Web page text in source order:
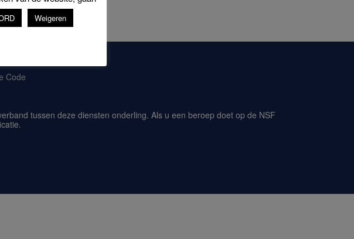
Code
tussen deze diensten onderling. Als u een beroep doet op de NSF
Weigeren